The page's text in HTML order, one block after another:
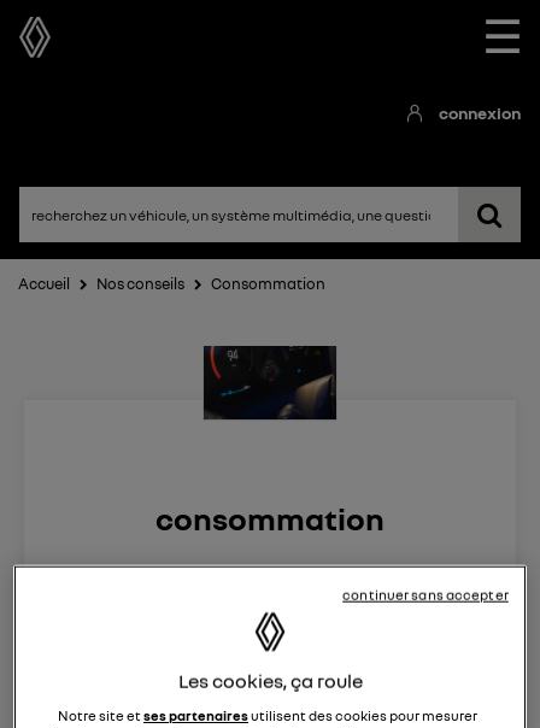
☰
connexion
Accueil Nos conseils Consommation
consommation
Véhicules RENAULT
posez une question
Les cookies, ça roule
Notre site etses partenairesutilisent des cookies pour mesurer
continuer sans accepter